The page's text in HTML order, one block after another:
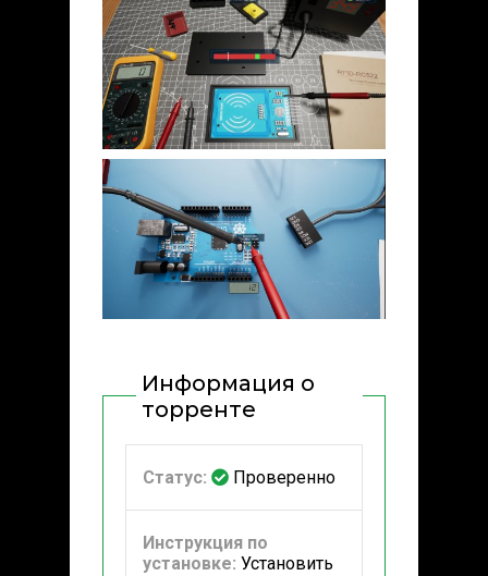
Информация о
торренте
Статус: Проверенно
Инструкция по
установке: Установить